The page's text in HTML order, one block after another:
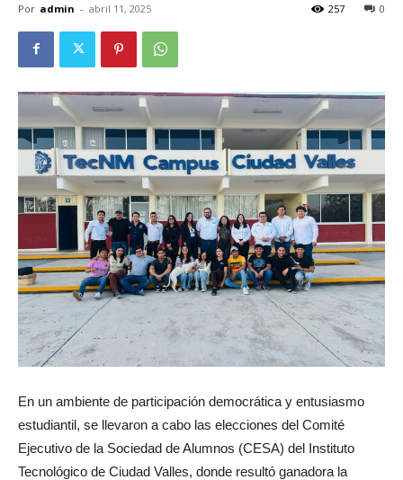
Por admin - abril 11, 2025 0
257
En un ambiente de participación democrática y entusiasmo
estudiantil, se llevaron a cabo las elecciones del Comité
Ejecutivo de la Sociedad de Alumnos (CESA) del Instituto
Tecnológico de Ciudad Valles, donde resultó ganadora la